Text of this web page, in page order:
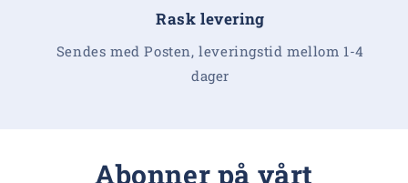
Rask levering
Sendes med Posten, leveringstid mellom 1-4
dager
Abonner på vårt